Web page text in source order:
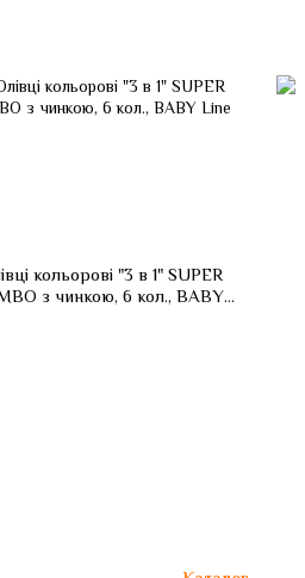
кольорові "3 в 1" SUPER
з чинкою, 6 кол., BABY